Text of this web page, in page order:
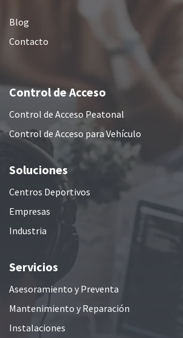
Blog
Contacto
Control de Acceso
Control de Acceso Peatonal
Control de Acceso para Vehículo
Soluciones
Centros Deportivos
Empresas
Industria
Servicios
Asesoramiento y Preventa
Mantenimiento y Reparación
Instalaciones